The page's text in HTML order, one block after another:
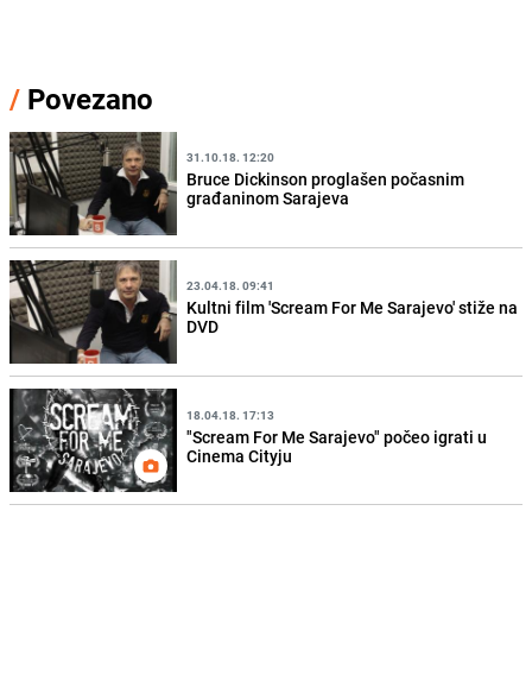
/ Povezano
31.10.18. 12:20
Bruce Dickinson proglašen počasnim
građaninom Sarajeva
23.04.18. 09:41
Kultni film 'Scream For Me Sarajevo' stiže na
DVD
18.04.18. 17:13
"Scream For Me Sarajevo" počeo igrati u
Cinema Cityju